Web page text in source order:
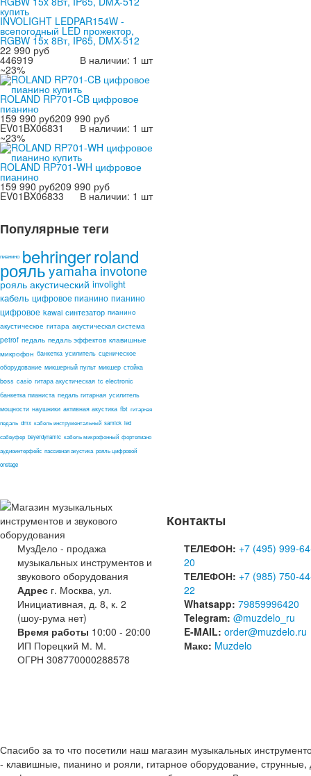
INVOLIGHT LEDPAR154W -
всепогодный LED прожектор,
RGBW 15x 8Вт, IP65, DMX-512
22 990 руб
В наличии: 1 шт
446919
~23%
ROLAND RP701-CB цифровое
пианино
159 990 руб209 990 руб
В наличии: 1 шт
EV01BX06831
~23%
ROLAND RP701-WH цифровое
пианино
159 990 руб209 990 руб
В наличии: 1 шт
EV01BX06833
Популярные теги
пианино behringerroland
рояльyamahainvotone
рояль акустический involight
кабель цифровое пианино пианино
цифровое kawai синтезатор пианино
акустическое гитара акустическая система
petrof педаль педаль эффектов клавишные
микрофон банкетка усилитель сценическое
оборудование микшерный пульт микшер стойка
boss casio гитара акустическая tc electronic
банкетка пианиста педаль гитарная усилитель
мощности наушники активная акустика fbt гитарная
педаль dmx кабель инструментальный samick led
сабвуфер beyerdynamic кабель микрофонный фортепиано
аудиоинтерфейс пассивная акустика рояль цифровой
onstage
МузДело - продажа
музыкальных инструментов и
звукового оборудования
Адрес г. Москва, ул.
Инициативная, д. 8, к. 2
(шоу-рума нет)
Время работы 10:00 - 20:00
ИП Порецкий М. М.
ОГРН 308770000288578
Контакты
ТЕЛЕФОН: +7 (495) 999-
20
ТЕЛЕФОН: +7 (985) 750-
22
Whatsapp: 79859996420
Telegram: @muzdelo_ru
E-MAIL: order@muzdelo.ru
Макс: Muzdelo
Спасибо за то что посетили наш магазин музыкальных
- клавишные, пианино и рояли, гитарное оборудование,